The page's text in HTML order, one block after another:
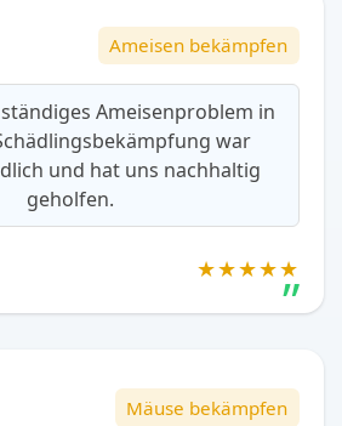
Ameisen bekämpfen
Ameisenproblem in
war
und hat uns nachhaltig
geholfen.
★★★★★
Mäuse bekämpfen